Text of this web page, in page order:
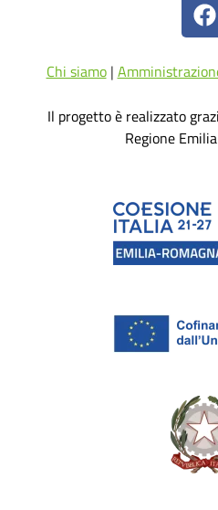
Chi siamo|
Il progetto è realizzato
Regione